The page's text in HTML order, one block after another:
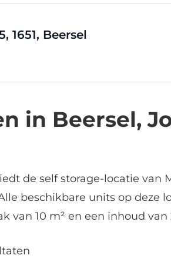
1651, Beersel
in Beersel,
de self storage-locatie van
beschikbare units op deze
van 10 m² en een inhoud van